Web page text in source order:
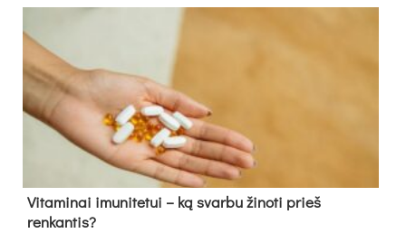
Vitaminai imunitetui – ką svarbu žinoti prieš
renkantis?